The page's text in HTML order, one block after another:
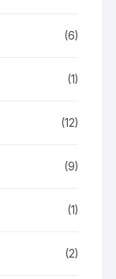
(6)
(1)
(12)
(9)
(1)
(2)